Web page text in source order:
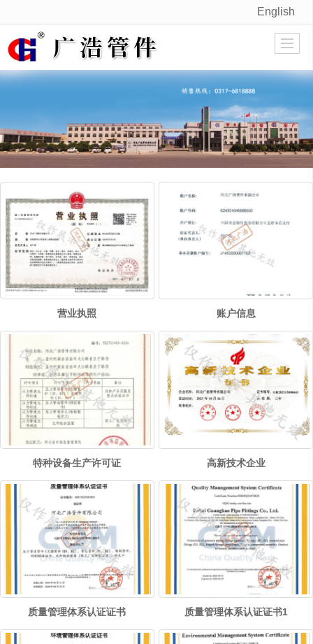
很遗憾，因您的浏览器版本过低导致无法获得最佳浏览体验，推荐下载安装谷歌浏览器！
English
营业执照 账户信息
特种设备生产许可证 高新技术企业
质量管理体系认证证书 质量管理体系认证证书1